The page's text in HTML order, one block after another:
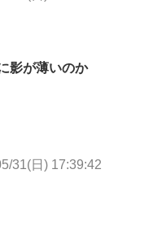
影が薄いのか
31(日) 17:39:42